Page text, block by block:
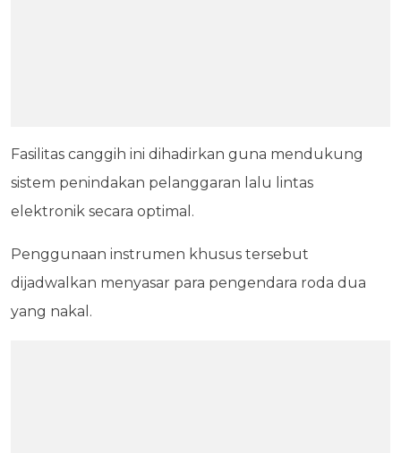
Fasilitas canggih ini dihadirkan guna mendukung
sistem penindakan pelanggaran lalu lintas
elektronik secara optimal.
Penggunaan instrumen khusus tersebut
dijadwalkan menyasar para pengendara roda dua
yang nakal.